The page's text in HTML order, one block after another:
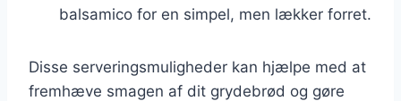
balsamico for en simpel, men lækker forret.
Disse serveringsmuligheder kan hjælpe med at
fremhæve smagen af dit grydebrød og gøre